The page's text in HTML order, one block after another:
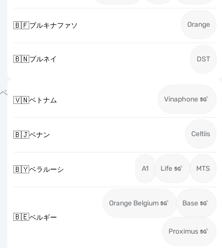
🇧🇫ブルキナファソ Orange
🇧🇳ブルネイ DST
ベ
🇻🇳ベトナム Vinaphone
🇧🇯ベナン Celtiis
🇧🇾ベラルーシ A1 Life MTS
🇧🇪ベルギー
Orange Belgium Base
Proximus